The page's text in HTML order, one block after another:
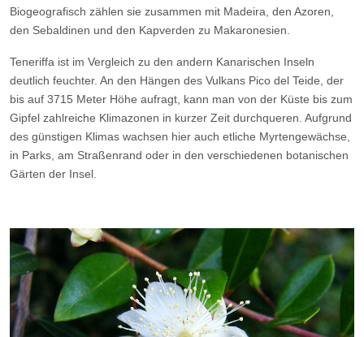
Biogeografisch zählen sie zusammen mit Madeira, den Azoren,
den Sebaldinen und den Kapverden zu Makaronesien.
Teneriffa ist im Vergleich zu den andern Kanarischen Inseln
deutlich feuchter. An den Hängen des Vulkans Pico del Teide, der
bis auf 3715 Meter Höhe aufragt, kann man von der Küste bis zum
Gipfel zahlreiche Klimazonen in kurzer Zeit durchqueren. Aufgrund
des günstigen Klimas wachsen hier auch etliche Myrtengewächse,
in Parks, am Straßenrand oder in den verschiedenen botanischen
Gärten der Insel.